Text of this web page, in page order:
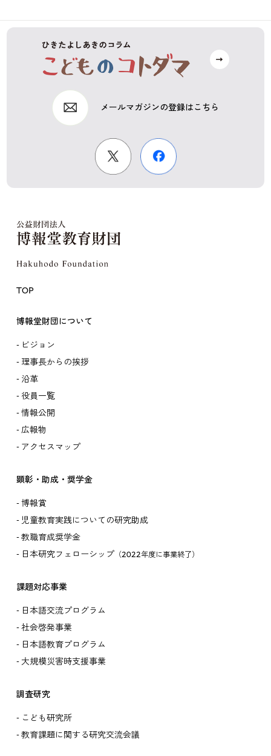
メールマガジンの登録はこちら
TOP
博報堂財団について
ビジョン
理事長からの挨拶
沿革
役員一覧
情報公開
広報物
アクセスマップ
顕彰・助成・奨学金
博報賞
児童教育実践についての研究助成
教職育成奨学金
日本研究フェローシップ（2022年度に事業終了）
課題対応事業
日本語交流プログラム
社会啓発事業
日本語教育プログラム
大規模災害時支援事業
調査研究
こども研究所
教育課題に関する研究交流会議